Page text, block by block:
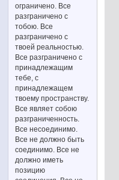
ограничено. Все
разграничено с
тобою. Все
разграничено с
твоей реальностью.
Все разграничено с
принадлежащим
тебе, с
принадлежащем
твоему пространству.
Все являет собою
разграниченность.
Все несоединимо.
Все не должно быть
соединимо. Все не
должно иметь
позицию